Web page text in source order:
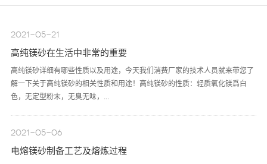
2021-05-21
高纯镁砂在生活中非常的重要
高纯镁砂详细有哪些性质以及用途，今天我们消费厂家的技术人员就来带您了
解一下关于高纯镁砂的相关性质和用途！高纯镁砂的性质：轻质氧化镁爲白
色，无定型粉末，无臭无味，...
2021-05-06
电熔镁砂制备工艺及熔炼过程